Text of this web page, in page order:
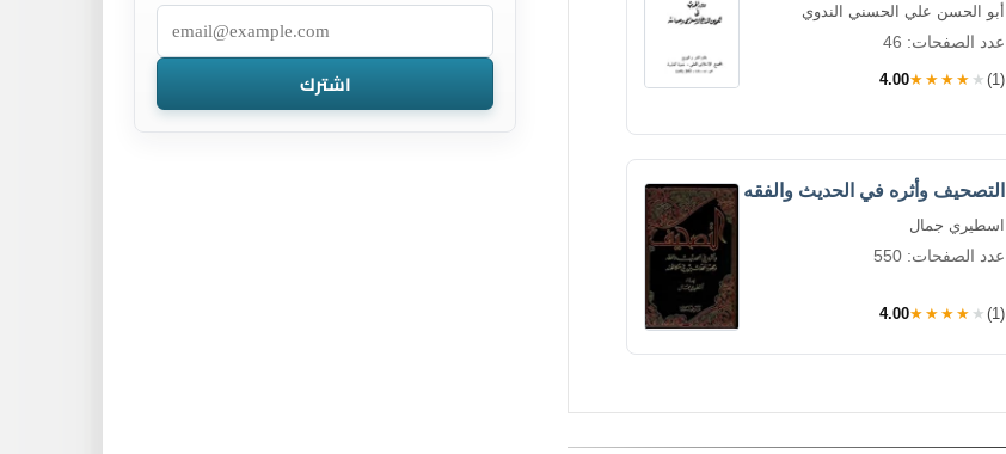
أبو الحسن علي الحسني الندوي
عدد الصفحات: 46
4.00★★★★★ (1)
التصحيف وأثره في الحديث والفقه
اسطيري جمال
عدد الصفحات: 550
4.00★★★★★ (1)